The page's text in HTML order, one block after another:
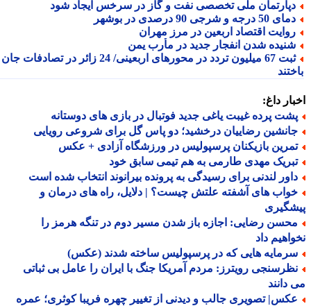
ملی تخصصی نفت و گاز در سرخس ایجاد شود
50 درجه و شرجی 90 درصدی در بوشهر
اقتصاد اربعین در مرز مهران
شدن انفجار جدید در مأرب یمن
ثبت 67 میلیون تردد در محورهای اربعینی/ 24 زائر در تصادفات جان
داغ:
پرده غیبت یاغی جدید فوتبال در بازی های دوستانه
رضاییان درخشید؛ دو پاس گل برای شروعی رویایی
بازیکنان پرسپولیس در ورزشگاه آزادی + عکس
مهدی طارمی به هم تیمی سابق خود
لندنی برای رسیدگی به پرونده بیرانوند انتخاب شده است
های آشفته علتش چیست؟ | دلایل، راه های درمان و
رضایی: اجازه باز شدن مسیر دوم در تنگه هرمز را
داد
هایی که در پرسپولیس ساخته شدند (عکس)
رویترز: مردم آمریکا جنگ با ایران را عامل بی ثباتی
تصویری جالب و دیدنی از تغییر چهره فریبا کوثری؛ عمره